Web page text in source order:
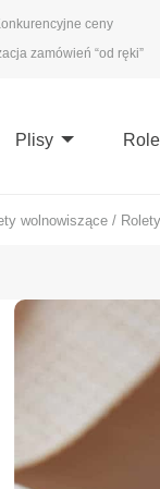
ceny
zamówień “od ręki”
Plisy
wolnowiszące /